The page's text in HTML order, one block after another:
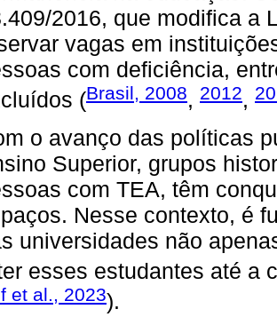
2016, que modifica a
vagas em
com deficiência,
(Brasil, 2008, 2012,
o avanço das políticas
Superior, grupos
com TEA, têm
Nesse contexto, é
universidades não
esses estudantes até a
et al., 2023).